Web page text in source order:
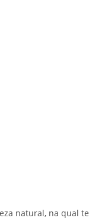
natural, na qual